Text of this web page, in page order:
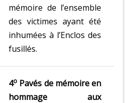
mémoire de l’ensemble
des victimes ayant été
inhumées à l’Enclos des
fusillés.
4o Pavés de mémoire en
hommage aux